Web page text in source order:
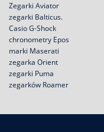
Zegarki Aviator
zegarki Balticus.
Casio G-Shock
chronometry Epos
marki Maserati
zegarka Orient
zegarki Puma
zegarków Roamer